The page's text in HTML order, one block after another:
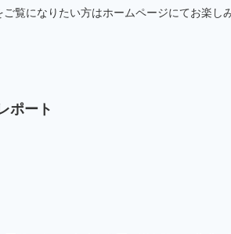
覧になりたい方はホームページにてお楽し
ポート